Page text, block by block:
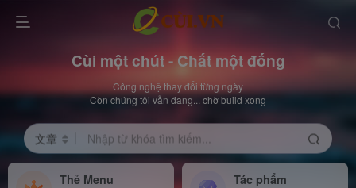
Cùi một chút - Chất một đống
Công nghệ thay đổi từng ngày
Còn chúng tôi vẫn đang... chờ build xong
文章 Nhập từ khóa tìm kiếm...
Thẻ Menu Tác phẩm